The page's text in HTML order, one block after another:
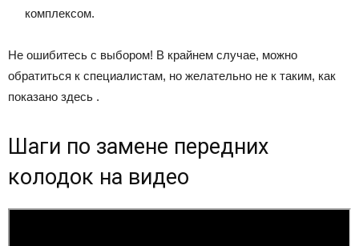
комплексом.
Не ошибитесь с выбором! В крайнем случае, можно
обратиться к специалистам, но желательно не к таким, как
показано здесь .
Шаги по замене передних
колодок на видео